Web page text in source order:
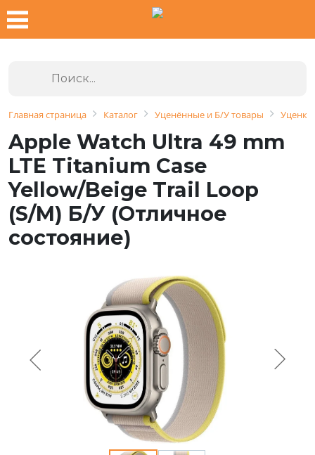
Главная страница Каталог Уценённые и Б/У товары Уценка
Apple Watch Ultra 49 mm
LTE Titanium Case
Yellow/Beige Trail Loop
(S/M) Б/У (Отличное
состояние)